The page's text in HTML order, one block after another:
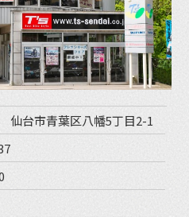
仙台市青葉区八幡5丁目2-1